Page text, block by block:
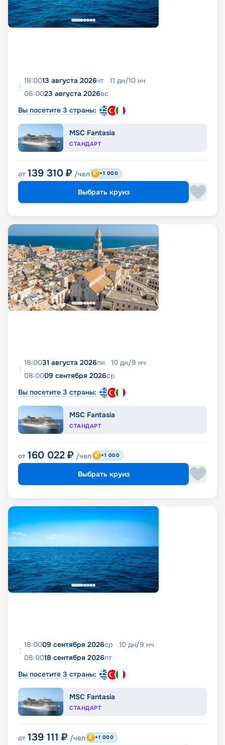
18:0013 августа 2026чт 11 дн/10 нч
06:0023 августа 2026вс
Вы посетите 3 страны:
MSC Fantasia
СТАНДАРТ
от 139 310 ₽ /чел +1 000
Выбрать круиз
18:0031 августа 2026пн 10 дн/9 нч
08:0009 сентября 2026ср
Вы посетите 3 страны:
MSC Fantasia
СТАНДАРТ
от 160 022 ₽ /чел +1 000
Выбрать круиз
18:0009 сентября 2026ср 10 дн/9 нч
08:0018 сентября 2026пт
Вы посетите 3 страны:
MSC Fantasia
СТАНДАРТ
от 139 111 ₽ /чел +1 000